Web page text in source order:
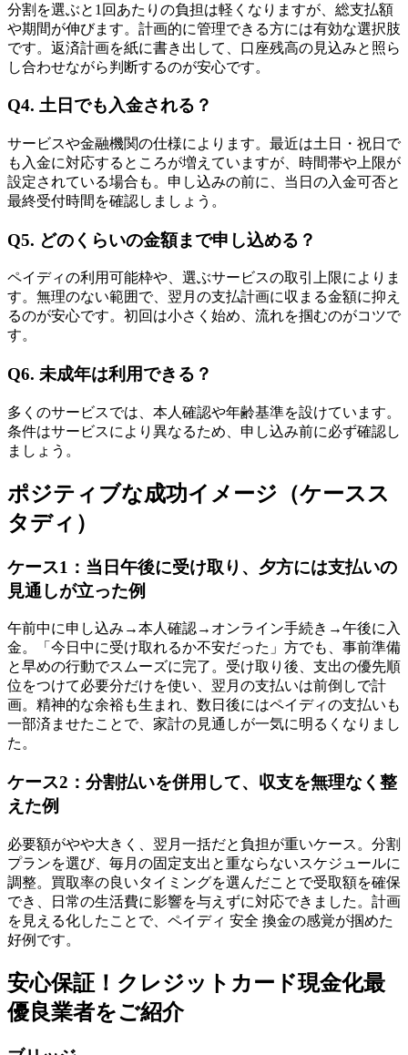
分割を選ぶと1回あたりの負担は軽くなりますが、総支払額
や期間が伸びます。計画的に管理できる方には有効な選択肢
です。返済計画を紙に書き出して、口座残高の見込みと照ら
し合わせながら判断するのが安心です。
Q4. 土日でも入金される？
サービスや金融機関の仕様によります。最近は土日・祝日で
も入金に対応するところが増えていますが、時間帯や上限が
設定されている場合も。申し込みの前に、当日の入金可否と
最終受付時間を確認しましょう。
Q5. どのくらいの金額まで申し込める？
ペイディの利用可能枠や、選ぶサービスの取引上限によりま
す。無理のない範囲で、翌月の支払計画に収まる金額に抑え
るのが安心です。初回は小さく始め、流れを掴むのがコツで
す。
Q6. 未成年は利用できる？
多くのサービスでは、本人確認や年齢基準を設けています。
条件はサービスにより異なるため、申し込み前に必ず確認し
ましょう。
ポジティブな成功イメージ（ケースス
タディ）
ケース1：当日午後に受け取り、夕方には支払いの
見通しが立った例
午前中に申し込み→本人確認→オンライン手続き→午後に入
金。「今日中に受け取れるか不安だった」方でも、事前準備
と早めの行動でスムーズに完了。受け取り後、支出の優先順
位をつけて必要分だけを使い、翌月の支払いは前倒しで計
画。精神的な余裕も生まれ、数日後にはペイディの支払いも
一部済ませたことで、家計の見通しが一気に明るくなりまし
た。
ケース2：分割払いを併用して、収支を無理なく整
えた例
必要額がやや大きく、翌月一括だと負担が重いケース。分割
プランを選び、毎月の固定支出と重ならないスケジュールに
調整。買取率の良いタイミングを選んだことで受取額を確保
でき、日常の生活費に影響を与えずに対応できました。計画
を見える化したことで、ペイディ 安全 換金の感覚が掴めた
好例です。
安心保証！クレジットカード現金化最
優良業者をご紹介